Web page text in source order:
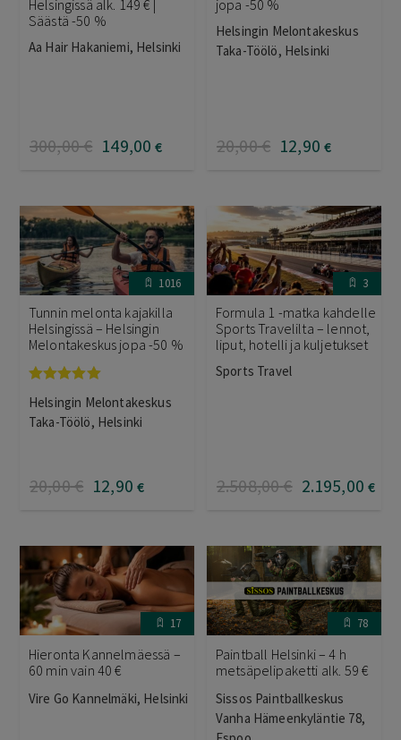
Helsingissä alk. 149 € |
Säästä -50 %
Aa Hair Hakaniemi, Helsinki
300,00€ 149,00 €
jopa -50 %
Helsingin Melontakeskus
Taka-Töölö, Helsinki
20,00€ 12,90 €
1016
Tunnin melonta kajakilla
Helsingissä – Helsingin
Melontakeskus jopa -50 %
tuotteesta:
5.00 / 5
Helsingin Melontakeskus
Taka-Töölö, Helsinki
20,00€ 12,90 €
3
Formula 1 -matka kahdelle
Sports Travelilta – lennot,
liput, hotelli ja kuljetukset
Sports Travel
2.508,00€ 2.195,00 €
17
Hieronta Kannelmäessä –
60 min vain 40 €
Vire Go Kannelmäki, Helsinki
78
Paintball Helsinki – 4 h
metsäpelipaketti alk. 59 €
Sissos Paintballkeskus
Vanha Hämeenkyläntie 78,